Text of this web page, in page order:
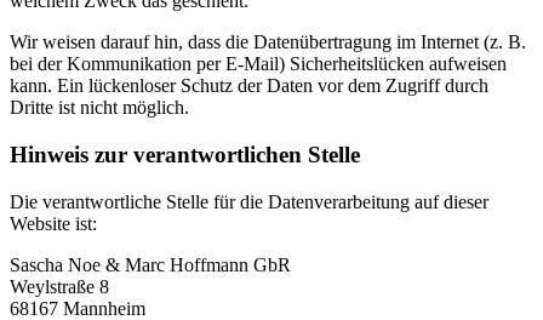
Wir weisen darauf hin, dass die Datenübertragung im Internet (z. B.
bei der Kommunikation per E-Mail) Sicherheitslücken aufweisen
kann. Ein lückenloser Schutz der Daten vor dem Zugriff durch
Dritte ist nicht möglich.
Hinweis zur verantwortlichen Stelle
Die verantwortliche Stelle für die Datenverarbeitung auf dieser
Website ist:
Sascha Noe & Marc Hoffmann GbR
Weylstraße 8
68167 Mannheim